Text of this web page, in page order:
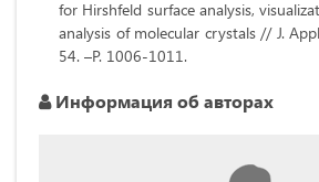
for Hirshfeld surface analysis,
analysis of molecular crystals // J.
54. –P. 1006-1011.
Информация об авторах